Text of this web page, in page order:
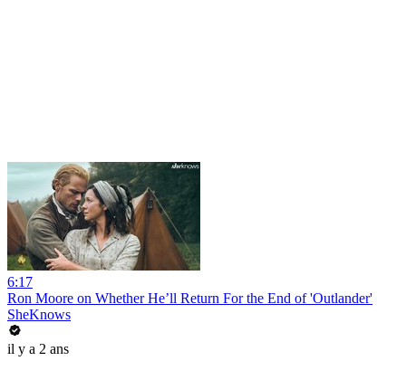
6:17
Ron Moore on Whether He’ll Return For the End of 'Outlander'
SheKnows
il y a 2 ans